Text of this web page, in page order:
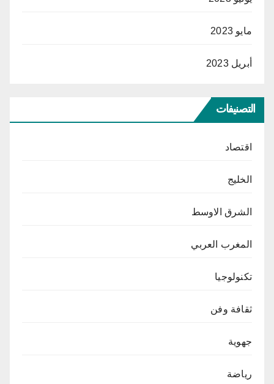
مايو 2023
أبريل 2023
التصنيفات
اقتصاد
الخليج
الشرق الاوسط
المغرب العربي
تكنولوجيا
ثقافة وفن
جهوية
رياضة